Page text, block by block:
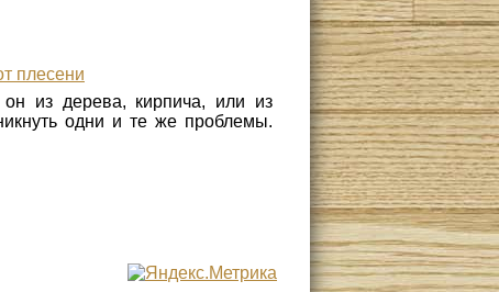
плесени
из дерева, кирпича, или из
одни и те же проблемы.